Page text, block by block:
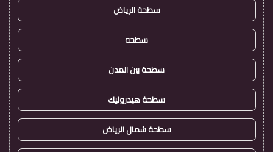
سطحة الرياض
سطحه
سطحة بين المدن
سطحة هيدروليك
سطحة شمال الرياض